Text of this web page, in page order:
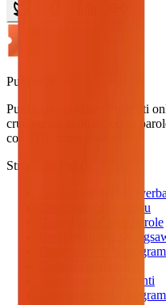
PuzzleGenio
PuzzleGenio offre strumenti
cruciverba, sudoku, cerca
con PDF stampabili.
Strumenti Puzzle
Generatore di Cruciverba
Generatore di Sudoku
Generatore Cerca Parole
Creatore di Puzzle
Generatore di
Generatore di Labirinti
Generatore di